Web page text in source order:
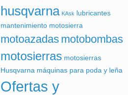
husqvarna KAsk lubricantes
mantenimiento motosierra
motoazadas motobombas
motosierras motosierras
Husqvarna máquinas para poda y leña
Ofertas y